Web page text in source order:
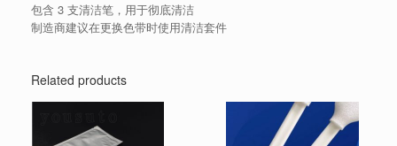
包含 3 支清洁笔，用于彻底清洁
制造商建议在更换色带时使用清洁套件
Related products